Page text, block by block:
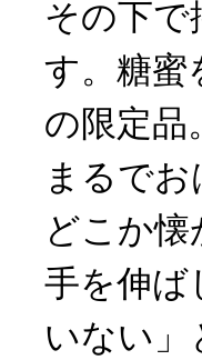
その下で
す。糖蜜
の限定品。
まるで
どこか
手を伸ば
いない